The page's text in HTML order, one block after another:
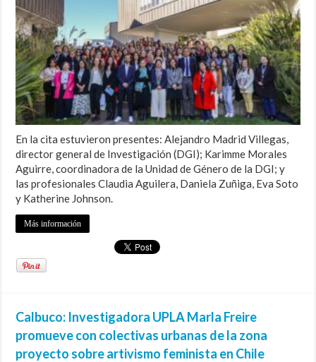
En la cita estuvieron presentes: Alejandro Madrid Villegas,
director general de Investigación (DGI); Karimme Morales
Aguirre, coordinadora de la Unidad de Género de la DGI; y
las profesionales Claudia Aguilera, Daniela Zuñiga, Eva Soto
y Katherine Johnson.
Más información
Calbuco: Investigadora UPLA Marla Freire
promueve con colectivas urbanas de la zona
proyecto sobre artivismo feminista en Chile